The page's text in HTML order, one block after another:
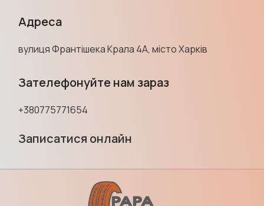
Адреса
вулиця Франтішека Крала 4А, місто Харків
Зателефонуйте нам зараз
+380775771654
Записатися онлайн